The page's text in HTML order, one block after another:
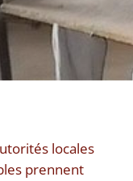
locales
prennent